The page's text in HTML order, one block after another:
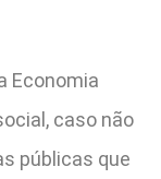
Economia
caso não
públicas que